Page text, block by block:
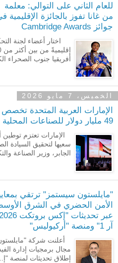
للعام الثاني على التوالي: معلمة
من غانا تفوز بالجائزة الإقليمية
جوائز Cambridge Awards
أفريقيا جنوب الصحراء
الخميس، 7 مايو 2026
الإمارات العربية المتحدة تخصص
49 مليار دولار للصناعات المحلية
سعيها لتحقيق السيادة
الجابر، وزير الصناعة
"مايلستون سيستمز" ترتقي
الأمن الحضري في الشرق
عبر تحديثات "إكس بروتكت
آر 1" ومنصة "أركيوليس"
أعلنت شركة
مجال برمجيات إدارة
إطلاق تحديثات لمنصة "إ...